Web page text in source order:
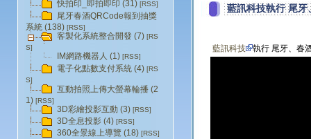
藍訊科技執行 尾
藍訊科技 執行 尾牙、春
快拍印_即拍即印 (31) [RSS]
尾牙春酒QRCode報到抽獎
系統 (138) [RSS]
客製化系統整合開發 (7) [RS
S]
IM網路機器人 (1) [RSS]
電子化點數支付系統 (4) [RS
S]
互動拍照上傳大螢幕輪播 (2
1) [RSS]
3D彩繪投影互動 (3) [RSS]
3D全息投影 (4) [RSS]
360全景線上導覽 (18) [RSS]